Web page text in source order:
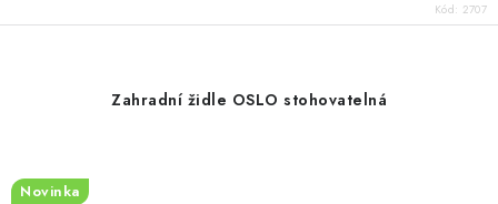
Kód: 2707
Zahradní židle OSLO stohovatelná
Novinka